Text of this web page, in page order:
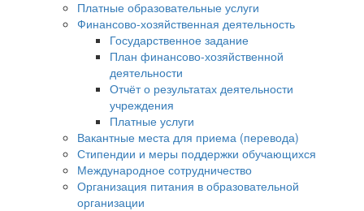
Платные образовательные услуги
Финансово-хозяйственная деятельность
Государственное задание
План финансово-хозяйственной
деятельности
Отчёт о результатах деятельности
учреждения
Платные услуги
Вакантные места для приема (перевода)
Стипендии и меры поддержки обучающихся
Международное сотрудничество
Организация питания в образовательной
организации